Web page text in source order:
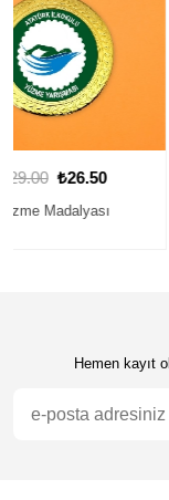
₺29.00
Yüzme
Hemen kayıt